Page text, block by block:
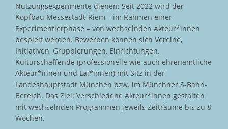
Nutzungsexperimente dienen: Seit 2022 wird der
Kopfbau Messestadt-Riem – im Rahmen einer
Experimentierphase – von wechselnden Akteur*innen
bespielt werden. Bewerben können sich Vereine,
Initiativen, Gruppierungen, Einrichtungen,
Kulturschaffende (professionelle wie auch ehrenamtliche
Akteur*innen und Lai*innen) mit Sitz in der
Landeshauptstadt München bzw. im Münchner S-Bahn-
Bereich. Das Ziel: Verschiedene Akteur*innen gestalten
mit wechselnden Programmen jeweils Zeiträume bis zu 8
Wochen.